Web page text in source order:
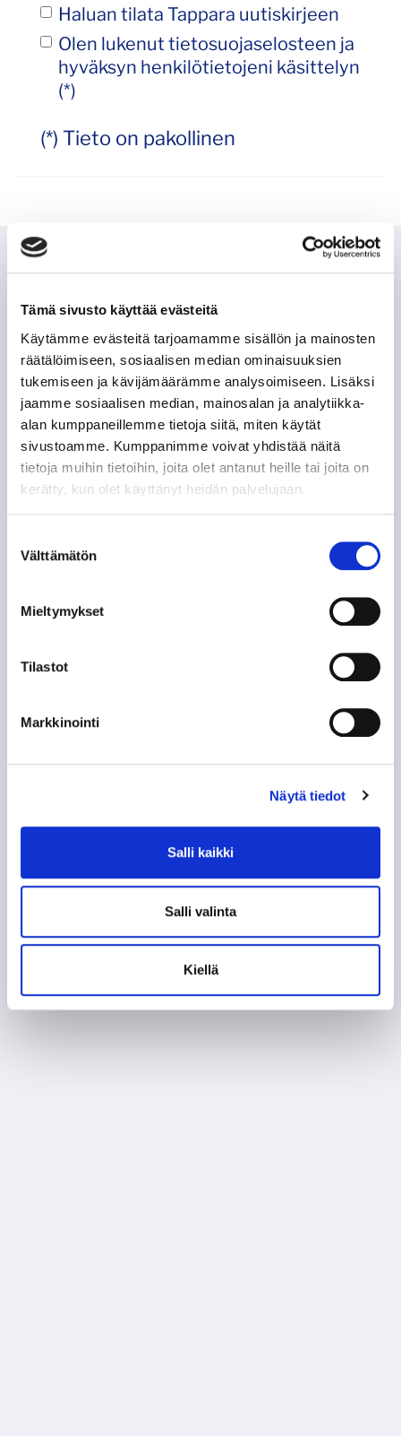
Tämä sivusto käyttää evästeitä
Käytämme evästeitä tarjoamamme sisällön ja mainosten
räätälöimiseen, sosiaalisen median ominaisuuksien
tukemiseen ja kävijämäärämme analysoimiseen. Lisäksi
jaamme sosiaalisen median, mainosalan ja analytiikka-
alan kumppaneillemme tietoja siitä, miten käytät
sivustoamme. Kumppanimme voivat yhdistää näitä
tietoja muihin tietoihin, joita olet antanut heille tai joita on
kerätty, kun olet käyttänyt heidän palvelujaan.
valinta
Välttämätön
Mieltymykset
Tilastot
Markkinointi
Näytä tiedot
Salli kaikki
Salli valinta
Kiellä
Haluan tilata Tappara uutiskirjeen
Olen lukenut tietosuojaselosteen ja
hyväksyn henkilötietojeni käsittelyn
(*)
(*) Tieto on pakollinen